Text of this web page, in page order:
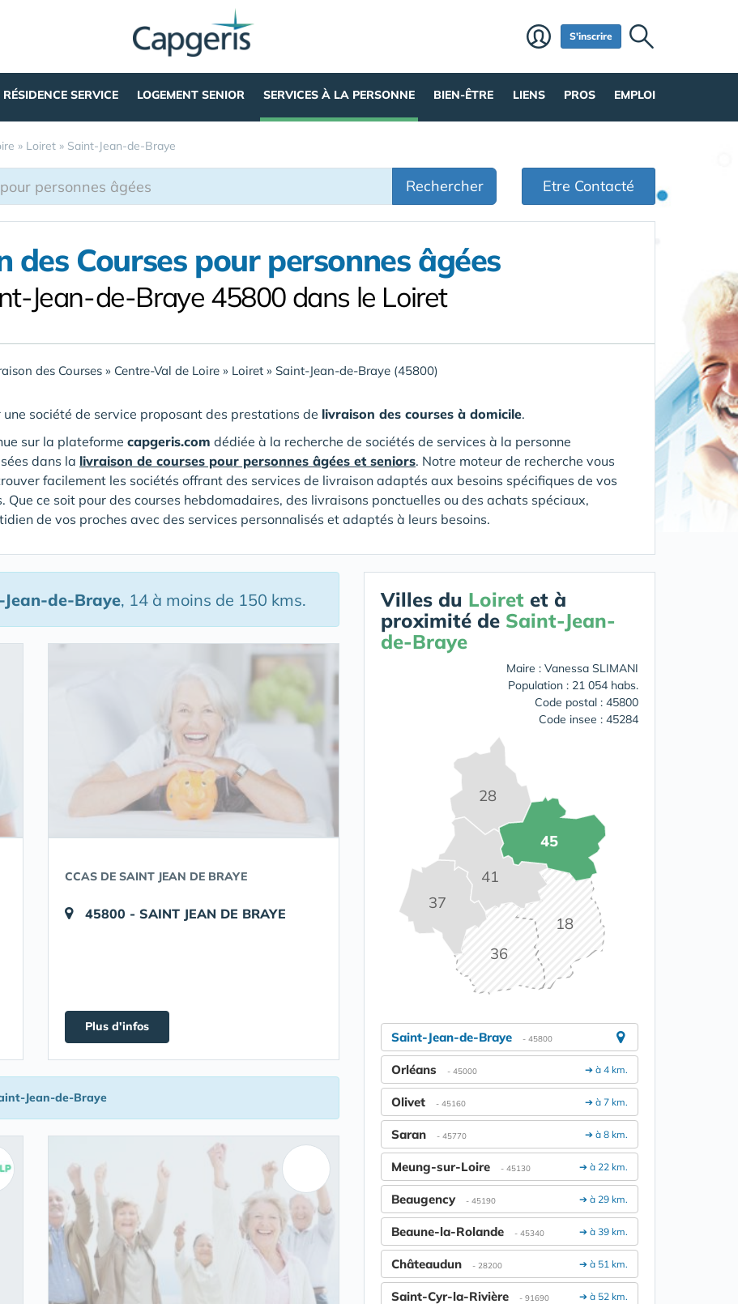
S'inscrire
RÉSIDENCE SERVICE LOGEMENT SENIOR SERVICES À LA PERSONNE BIEN-ÊTRE LIENS PROS EMPLOI
» Loiret » Saint-Jean-de-Braye
Rechercher Etre Contacté
des Courses pour personnes âgées
Jean-de-Braye 45800 dans le Loiret
des Courses » Centre-Val de Loire » Loiret » Saint-Jean-de-Braye (45800)
une société de service proposant des prestations de livraison des courses à domicile.
sur la plateforme capgeris.com dédiée à la recherche de sociétés de services à la personne
dans la livraison de courses pour personnes âgées et seniors. Notre moteur de recherche vous
facilement les sociétés offrant des services de livraison adaptés aux besoins spécifiques de vos
Que ce soit pour des courses hebdomadaires, des livraisons ponctuelles ou des achats spéciaux,
de vos proches avec des services personnalisés et adaptés à leurs besoins.
de-Braye, 14 à moins de 150 kms.
CCAS DE SAINT JEAN DE BRAYE
45800 - SAINT JEAN DE BRAYE
Plus d'infos
Jean-de-Braye
Villes du Loiret et à
proximité de Saint-Jean-
de-Braye
Maire : Vanessa SLIMANI
Population : 21 054 habs.
Code postal : 45800
Code insee : 45284
18
28
36
37
41
45
Saint-Jean-de-Braye - 45800
➔ à 4 km.
Orléans - 45000
➔ à 7 km.
Olivet - 45160
➔ à 8 km.
Saran - 45770
➔ à 22 km.
Meung-sur-Loire - 45130
➔ à 29 km.
Beaugency - 45190
➔ à 39 km.
Beaune-la-Rolande - 45340
➔ à 51 km.
Châteaudun - 28200
➔ à 52 km.
Saint-Cyr-la-Rivière - 91690